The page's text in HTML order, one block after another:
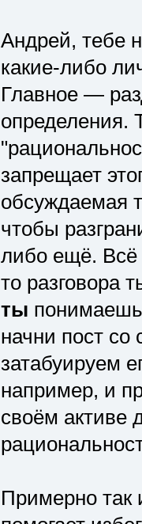
Андрей, тебе
какие-либо
Главное —
определения.
запрещает
обсуждаемая
чтобы
либо ещё. Всё
то разговора
ты
начни пост со
затабуируем
например, и
своём активе
Примерно так